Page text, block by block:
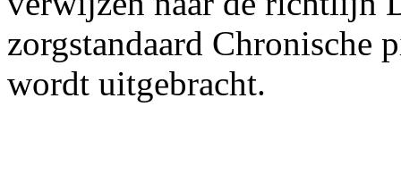
zorgstandaard Chronische
wordt uitgebracht.